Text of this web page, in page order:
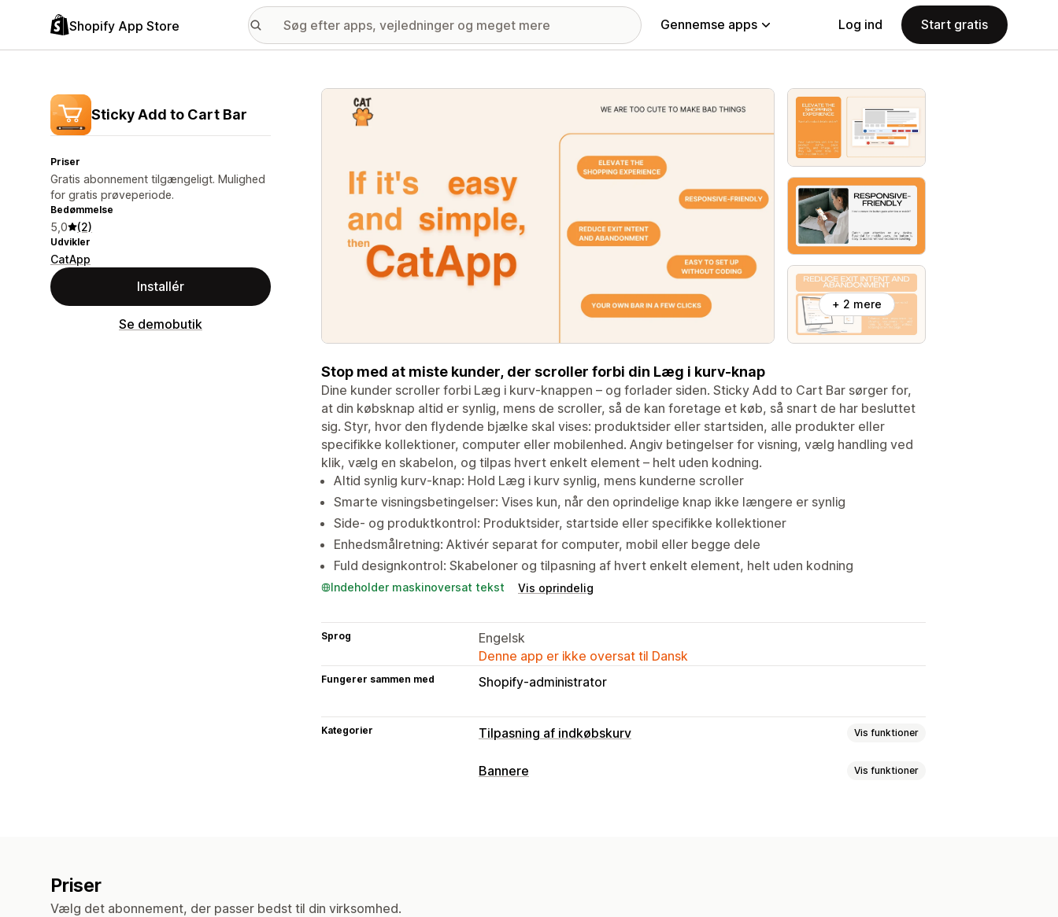
Shopify App Store Gennemse apps Log ind Start gratis
Sticky Add to Cart Bar
Priser
Gratis abonnement tilgængeligt. Mulighed
for gratis prøveperiode.
Bedømmelse
5,0 (2)
Udvikler
CatApp
Installér
Se demobutik
Galleri med udvalgte billeder
+ 2 mere
Stop med at miste kunder, der scroller forbi din Læg i kurv-knap
Dine kunder scroller forbi Læg i kurv-knappen – og forlader siden. Sticky Add to Cart Bar sørger for,
at din købsknap altid er synlig, mens de scroller, så de kan foretage et køb, så snart de har besluttet
sig. Styr, hvor den flydende bjælke skal vises: produktsider eller startsiden, alle produkter eller
specifikke kollektioner, computer eller mobilenhed. Angiv betingelser for visning, vælg handling ved
klik, vælg en skabelon, og tilpas hvert enkelt element – helt uden kodning.
Altid synlig kurv-knap: Hold Læg i kurv synlig, mens kunderne scroller
Smarte visningsbetingelser: Vises kun, når den oprindelige knap ikke længere er synlig
Side- og produktkontrol: Produktsider, startside eller specifikke kollektioner
Enhedsmålretning: Aktivér separat for computer, mobil eller begge dele
Fuld designkontrol: Skabeloner og tilpasning af hvert enkelt element, helt uden kodning
Indeholder maskinoversat tekst Vis oprindelig
Sprog
Engelsk
Denne app er ikke oversat til Dansk
Fungerer sammen med Shopify-administrator
Kategorier Tilpasning af indkøbskurv Vis funktioner
Kurvvisning
Bannere Vis funktioner
Priser
Vælg det abonnement, der passer bedst til din virksomhed.